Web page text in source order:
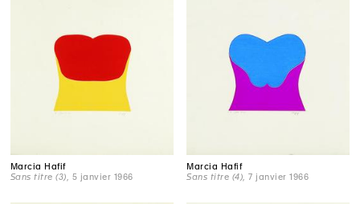
Marcia Hafif
Sans titre (3) , 5 janvier 1966
Marcia Hafif
Sans titre (4), 7 janvier 1966